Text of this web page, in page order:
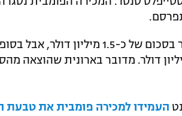
לפי ההערכות, הלוקר המדובר אמור היה להימכר בסכום של כ-1.5
המחיר על סכום גבוה הרבה יותר – 2.88 מיליון דולר. מדובר בארונית
העמידו למכירה פומבית את טבעת